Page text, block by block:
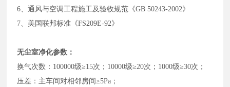
6、通风与空调工程施工及验收规范《GB 50243-2002》
7、美国联邦标准《FS209E-92》
无尘室净化参数：
换气次数：100000级≥15次；10000级≥20次；1000级≥30次；
压差：主车间对相邻房间≥5Pa；